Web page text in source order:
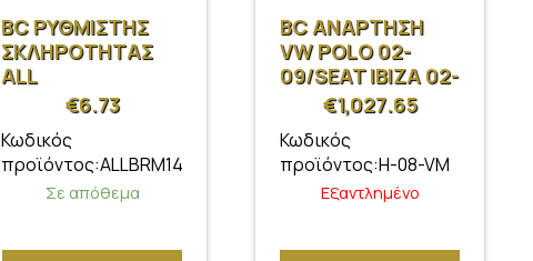
BC ΡΥΘΜΙΣΤΗΣ
ΣΚΛΗΡΟΤΗΤΑΣ
ALL
€6.73
Κωδικός
προϊόντος:ALLBRM14
Σε απόθεμα
BC ΑΝΑΡΤΗΣΗ
VW POLO 02-
09/SEAT IBIZA 02-
07/SKODA FABIA
€1,027.65
Κωδικός
προϊόντος:H-08-VM
Εξαντλημένο